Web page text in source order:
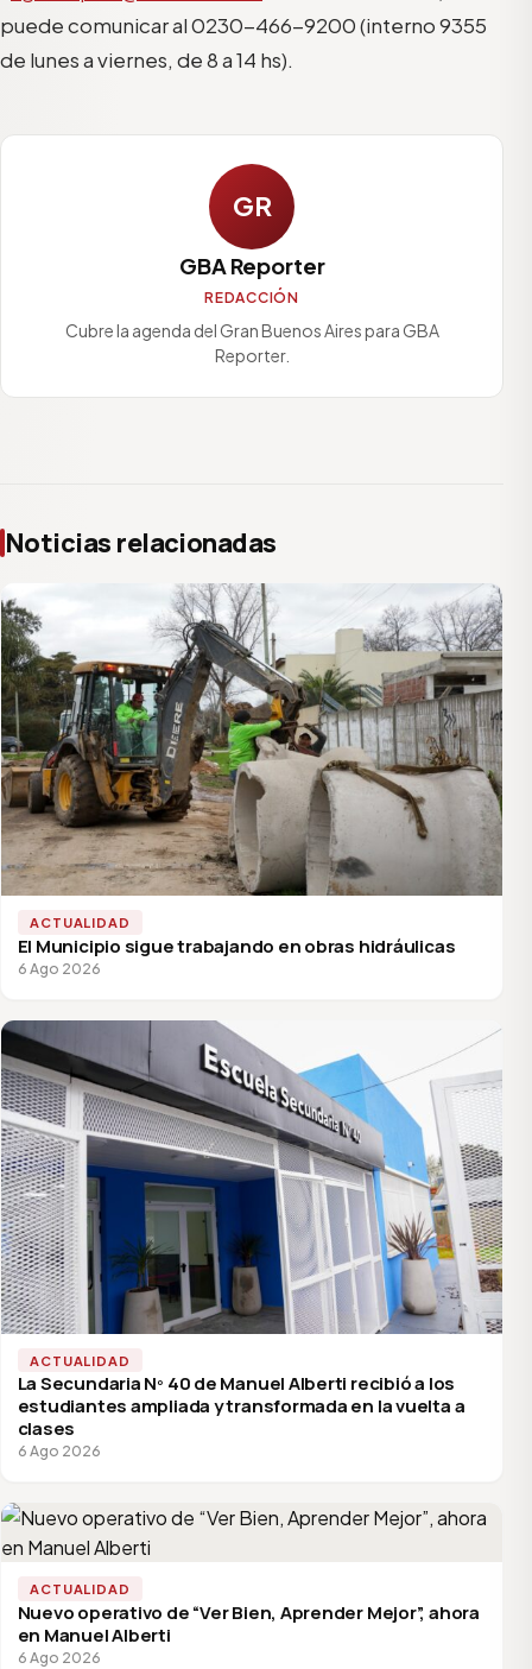
puede comunicar al 0230-466-9200 (interno 9355
de lunes a viernes, de 8 a 14 hs).
GR
GBA Reporter
REDACCIÓN
Cubre la agenda del Gran Buenos Aires para GBA
Reporter.
Noticias relacionadas
ACTUALIDAD
El Municipio sigue trabajando en obras hidráulicas
6 Ago 2026
ACTUALIDAD
La Secundaria Nº 40 de Manuel Alberti recibió a los
estudiantes ampliada y transformada en la vuelta a
clases
6 Ago 2026
ACTUALIDAD
Nuevo operativo de “Ver Bien, Aprender Mejor”, ahora
en Manuel Alberti
6 Ago 2026